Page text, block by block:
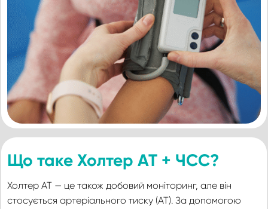
Що таке Холтер АТ + ЧСС?
Холтер АТ — це також добовий моніторинг, але він
стосується артеріального тиску (АТ). За допомогою